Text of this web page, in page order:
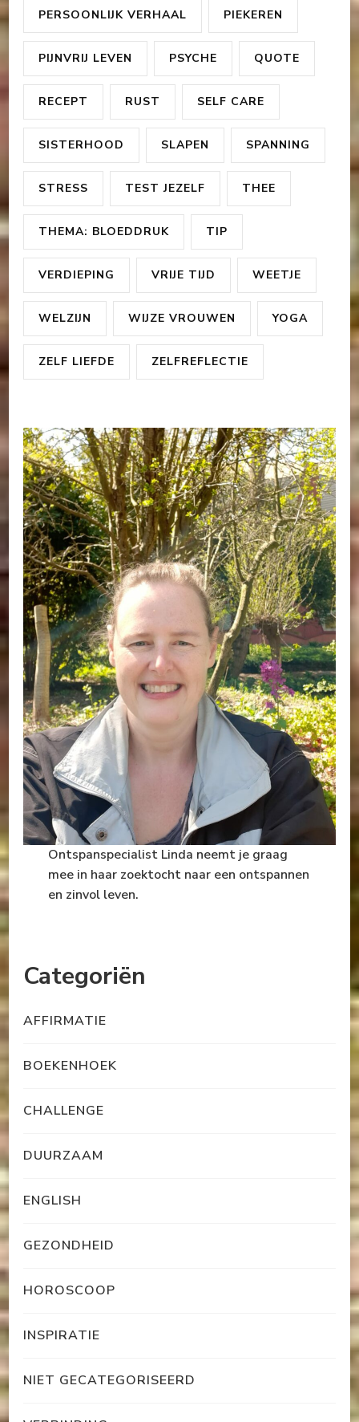
PERSOONLIJK VERHAAL PIEKEREN
PIJNVRIJ LEVEN PSYCHE QUOTE
RECEPT RUST SELF CARE
SISTERHOOD SLAPEN SPANNING
STRESS TEST JEZELF THEE
THEMA: BLOEDDRUK TIP
VERDIEPING VRIJE TIJD WEETJE
WELZIJN WIJZE VROUWEN YOGA
ZELF LIEFDE ZELFREFLECTIE
Ontspanspecialist Linda neemt je graag
mee in haar zoektocht naar een ontspannen
en zinvol leven.
Categoriën
AFFIRMATIE
BOEKENHOEK
CHALLENGE
DUURZAAM
ENGLISH
GEZONDHEID
HOROSCOOP
INSPIRATIE
NIET GECATEGORISEERD